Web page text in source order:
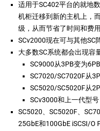
适用于SC402平台的就地
机柜迁移到新的主机上，
级，从而节省了时间和费用
SCv2000现在可与其他SC
大多数SC系统都会出现容
SC9000从3PB变为
SC7020/SC7020F从
SC5020/SC5020F从
SCv3000和上一代型
SC5020、SC5020F、
25GbE和100GbE iSCSI/O